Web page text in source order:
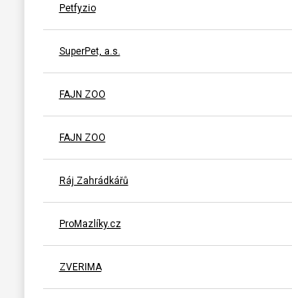
Petfyzio
SuperPet, a.s.
FAJN ZOO
FAJN ZOO
Ráj Zahrádkářů
ProMazlíky.cz
ZVERIMA